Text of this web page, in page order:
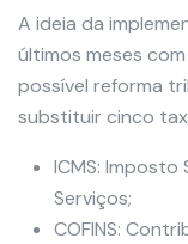
A ideia da
últimos meses
possível reforma
substituir cinco
ICMS:
Serviços;
COFINS: